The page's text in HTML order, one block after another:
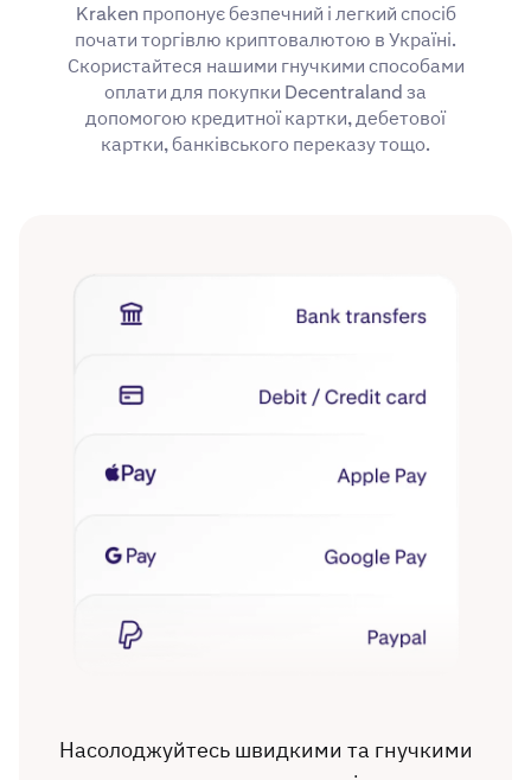
Kraken пропонує безпечний і легкий спосіб
почати торгівлю криптовалютою в Україні.
Скористайтеся нашими гнучкими способами
оплати для покупки Decentraland за
допомогою кредитної картки, дебетової
картки, банківського переказу тощо.
Насолоджуйтесь швидкими та гнучкими